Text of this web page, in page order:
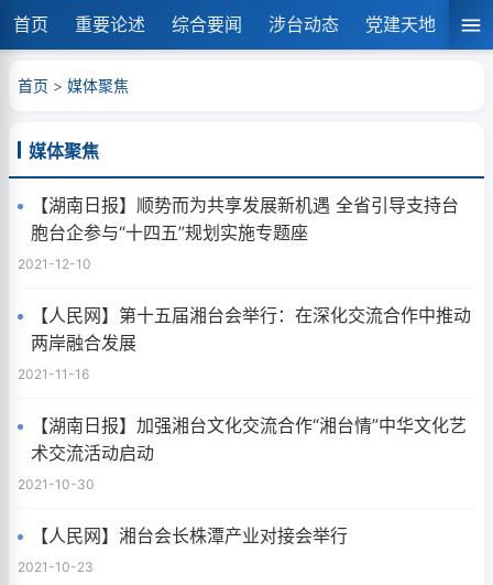
首页 重要论述 综合要闻 涉台动态 党建天地 湘
首页 > 媒体聚焦
媒体聚焦
【湖南日报】顺势而为共享发展新机遇 全省引导支持台
胞台企参与“十四五”规划实施专题座
2021-12-10
【人民网】第十五届湘台会举行：在深化交流合作中推动
两岸融合发展
2021-11-16
【湖南日报】加强湘台文化交流合作“湘台情”中华文化艺
术交流活动启动
2021-10-30
【人民网】湘台会长株潭产业对接会举行
2021-10-23